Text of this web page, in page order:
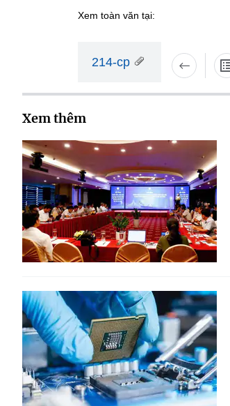
Xem toàn văn tại:
214-cp
Xem thêm